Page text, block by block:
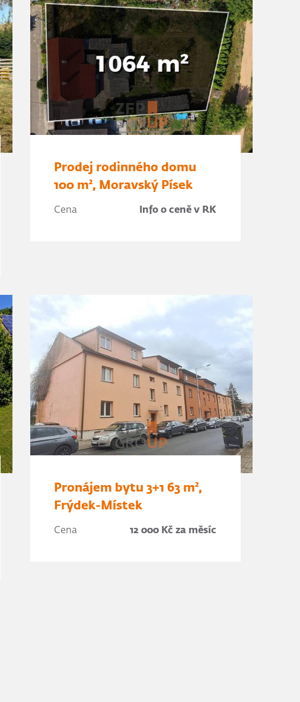
Prodej rodinného domu
100 m², Moravský Písek
Cena Info o ceně v RK
Pronájem bytu 3+1 63 m²,
Frýdek-Místek
Cena 12 000 Kč za měsíc